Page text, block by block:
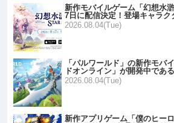
新作モバイルゲーム「幻想水
7日に配信決定！登場キャラ
2026.08.04(Tue)
「パルワールド」の新作モバ
ドオンライン」が開発中であ
2026.08.04(Tue)
新作アプリゲーム「僕のヒー